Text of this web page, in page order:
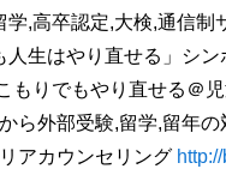
,高卒認定,大検,通信制
生はやり直せる」シン
りでもやり直せる＠
ら外部受験,留学,留年の
アカウンセリング